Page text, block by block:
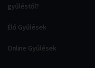
gyűléstől?
Élő Gyűlések
Online Gyűlések